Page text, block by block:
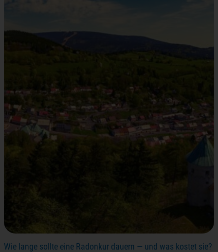
Wie lange sollte eine Radonkur dauern — und was kostet sie?